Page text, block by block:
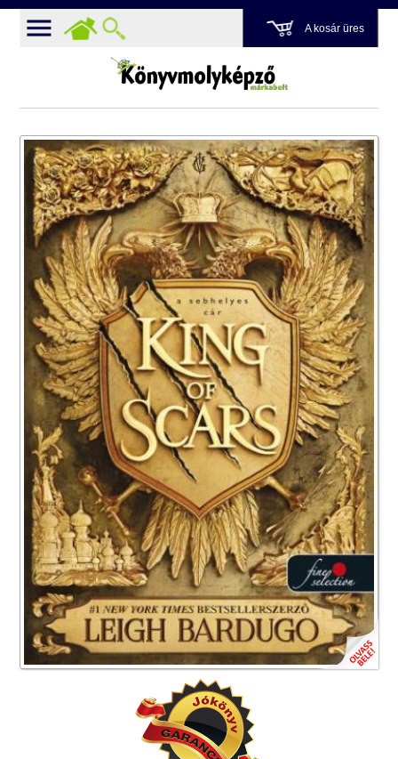
A kosár üres